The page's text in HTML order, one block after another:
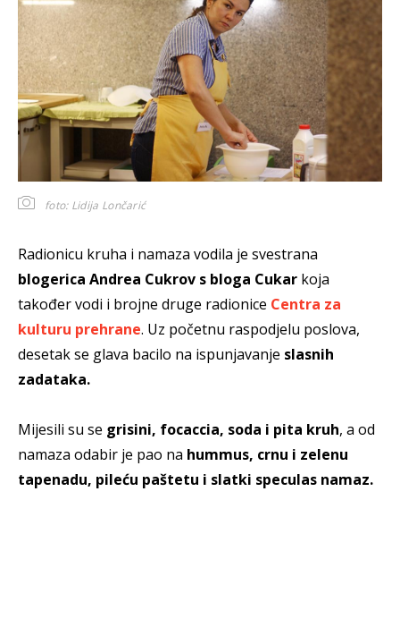
foto: Lidija Lončarić
Radionicu kruha i namaza vodila je svestrana
blogerica Andrea Cukrov s bloga Cukar koja
također vodi i brojne druge radionice Centra za
kulturu prehrane. Uz početnu raspodjelu poslova,
desetak se glava bacilo na ispunjavanje slasnih
zadataka.
Mijesili su se grisini, focaccia, soda i pita kruh, a od
namaza odabir je pao na hummus, crnu i zelenu
tapenadu, pileću paštetu i slatki speculas namaz.